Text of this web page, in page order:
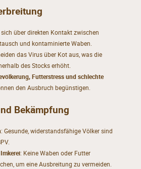
über direkten Kontakt zwischen
und kontaminierte Waben.
das Virus über Kot aus, was die
des Stocks erhöht.
Futterstress und schlechte
den Ausbruch begünstigen.
Bekämpfung
: Gesunde, widerstandsfähige Völker sind
: Keine Waben oder Futter
um eine Ausbreitung zu vermeiden.